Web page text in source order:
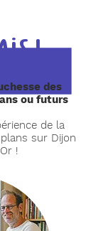
!
des
ou futurs
de la
sur Dijon
!